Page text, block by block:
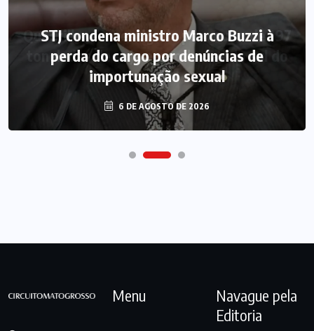
STJ condena ministro Marco Buzzi à
perda do cargo por denúncias de
importunação sexual
6 DE AGOSTO DE 2026
Menu
Navague pela
Editoria